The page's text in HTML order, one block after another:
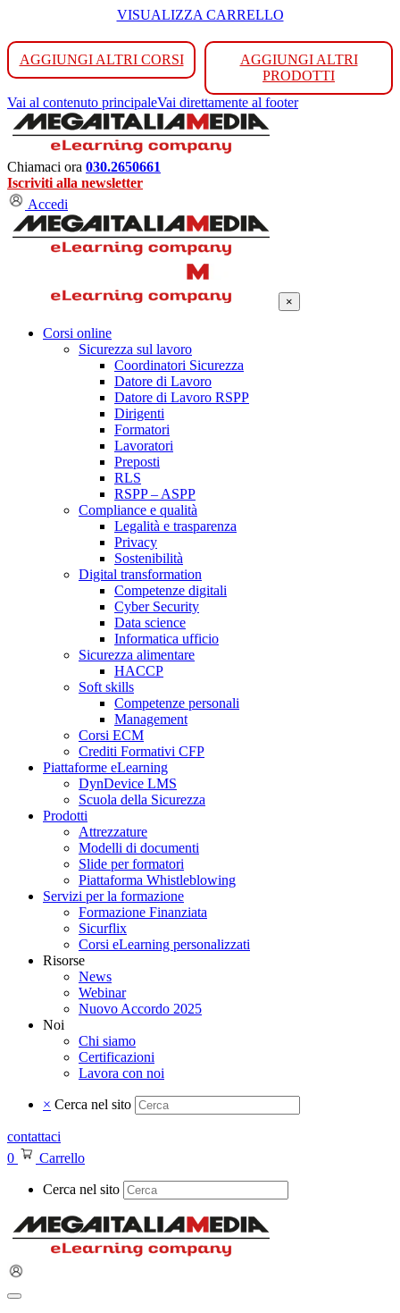
VISUALIZZA CARRELLO
AGGIUNGI ALTRI CORSI
AGGIUNGI ALTRI
PRODOTTI
Vai al contenuto principaleVai direttamente al footer
Chiamaci ora 030.2650661
Iscriviti alla newsletter
Accedi
×
Corsi online
Sicurezza sul lavoro
Coordinatori Sicurezza
Datore di Lavoro
Datore di Lavoro RSPP
Dirigenti
Formatori
Lavoratori
Preposti
RLS
RSPP – ASPP
Compliance e qualità
Legalità e trasparenza
Privacy
Sostenibilità
Digital transformation
Competenze digitali
Cyber Security
Data science
Informatica ufficio
Sicurezza alimentare
HACCP
Soft skills
Competenze personali
Management
Corsi ECM
Crediti Formativi CFP
Piattaforme eLearning
DynDevice LMS
Scuola della Sicurezza
Prodotti
Attrezzature
Modelli di documenti
Slide per formatori
Piattaforma Whistleblowing
Servizi per la formazione
Formazione Finanziata
Sicurflix
Corsi eLearning personalizzati
Risorse
News
Webinar
Nuovo Accordo 2025
Noi
Chi siamo
Certificazioni
Lavora con noi
× Cerca nel sito
contattaci
0
Carrello
Cerca nel sito